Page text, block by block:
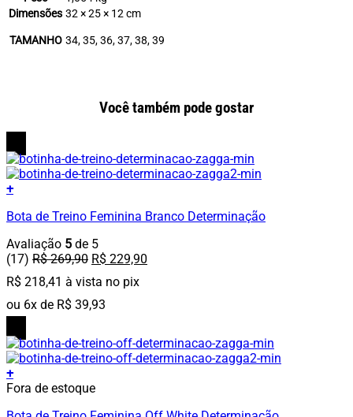
Dimensões 32 × 25 × 12 cm
TAMANHO 34, 35, 36, 37, 38, 39
Você também pode gostar
+
produto
várias
variantes.
As
podem
escolhidas
na
página
do
produto
Bota de Treino Feminina Branco Determinação
Avaliação 5 de 5
(17) R$269,90 O
original
era:
R$ 229,90
R$ 218,41 à vista no pix
ou 6x de R$ 39,93
+
Este
Fora de estoque